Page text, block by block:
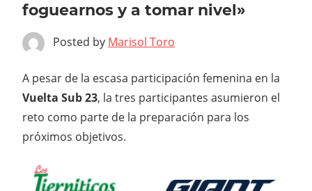
foguearnos y a tomar nivel»
Posted by Marisol Toro
A pesar de la escasa participación femenina en la
Vuelta Sub 23, la tres participantes asumieron el
reto como parte de la preparación para los
próximos objetivos.